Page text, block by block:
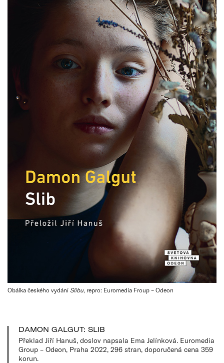
Obálka českého vydání Slibu, repro: Euromedia Froup – Odeon
DAMON GALGUT: SLIB
Překlad Jiří Hanuš, doslov napsala Ema Jelínková. Euromedia
Group – Odeon, Praha 2022, 296 stran, doporučená cena 359
korun.